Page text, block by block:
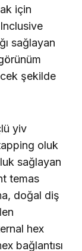
için
sağlayan
şekilde
yiv
oluk
sağ­layan
temas
doğal diş
hex
bağlantısı